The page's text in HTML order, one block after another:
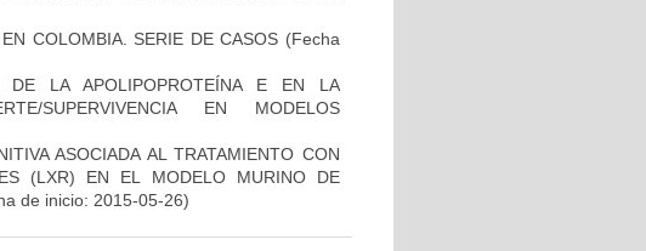
COLOMBIA. SERIE DE CASOS (Fecha
LA APOLIPOPROTEÍNA E EN LA
SUPERVIVENCIA EN MODELOS
ASOCIADA AL TRATAMIENTO CON
(LXR) EN EL MODELO MURINO DE
de inicio: 2015-05-26)